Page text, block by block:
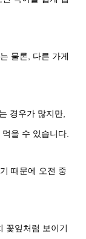
물론, 다른 가게
경우가 많지만,
을 수 있습니다.
때문에 오전 중
꽃잎처럼 보이기